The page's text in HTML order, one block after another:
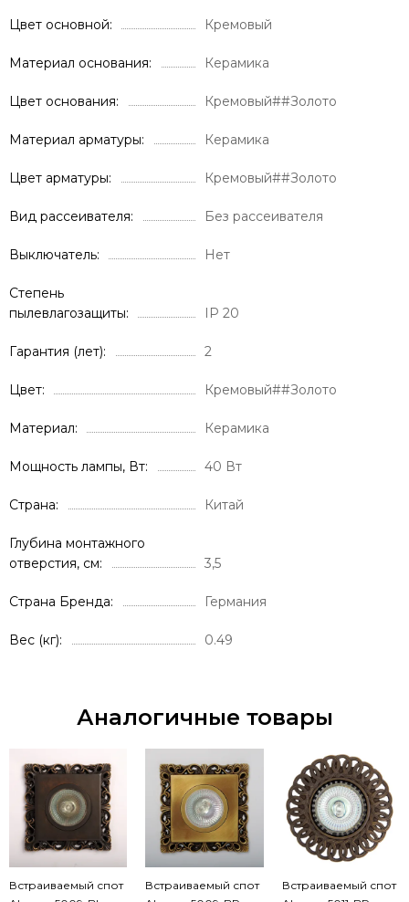
Цвет основной Кремовый
Материал основания Керамика
Цвет основания Кремовый##Золото
Материал арматуры Керамика
Цвет арматуры Кремовый##Золото
Вид рассеивателя Без рассеивателя
Выключатель Нет
Степень
пылевлагозащиты
IP 20
Гарантия (лет) 2
Цвет Кремовый##Золото
Материал Керамика
Мощность лампы, Вт 40 Вт
Страна Китай
Глубина монтажного
отверстия, см
3,5
Страна Бренда Германия
Вес (кг) 0.49
Аналогичные товары
Встраиваемый спот
Встраиваемый спот
Встраиваемый спот